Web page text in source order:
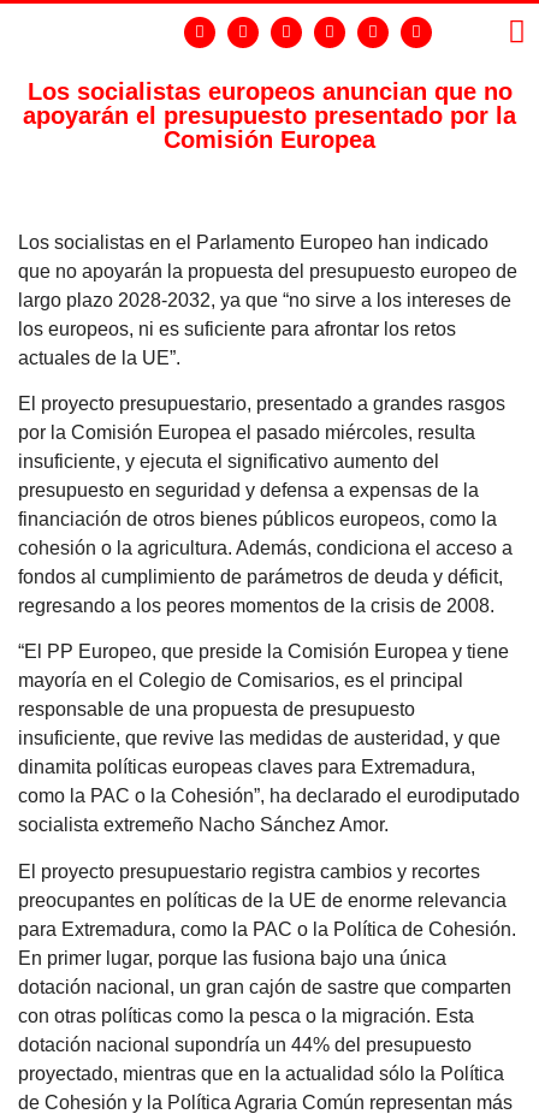
Los socialistas europeos anuncian que no
apoyarán el presupuesto presentado por la
Comisión Europea
Los socialistas en el Parlamento Europeo han indicado
que no apoyarán la propuesta del presupuesto europeo de
largo plazo 2028-2032, ya que “no sirve a los intereses de
los europeos, ni es suficiente para afrontar los retos
actuales de la UE”.
El proyecto presupuestario, presentado a grandes rasgos
por la Comisión Europea el pasado miércoles, resulta
insuficiente, y ejecuta el significativo aumento del
presupuesto en seguridad y defensa a expensas de la
financiación de otros bienes públicos europeos, como la
cohesión o la agricultura. Además, condiciona el acceso a
fondos al cumplimiento de parámetros de deuda y déficit,
regresando a los peores momentos de la crisis de 2008.
“El PP Europeo, que preside la Comisión Europea y tiene
mayoría en el Colegio de Comisarios, es el principal
responsable de una propuesta de presupuesto
insuficiente, que revive las medidas de austeridad, y que
dinamita políticas europeas claves para Extremadura,
como la PAC o la Cohesión”, ha declarado el eurodiputado
socialista extremeño Nacho Sánchez Amor.
El proyecto presupuestario registra cambios y recortes
preocupantes en políticas de la UE de enorme relevancia
para Extremadura, como la PAC o la Política de Cohesión.
En primer lugar, porque las fusiona bajo una única
dotación nacional, un gran cajón de sastre que comparten
con otras políticas como la pesca o la migración. Esta
dotación nacional supondría un 44% del presupuesto
proyectado, mientras que en la actualidad sólo la Política
de Cohesión y la Política Agraria Común representan más